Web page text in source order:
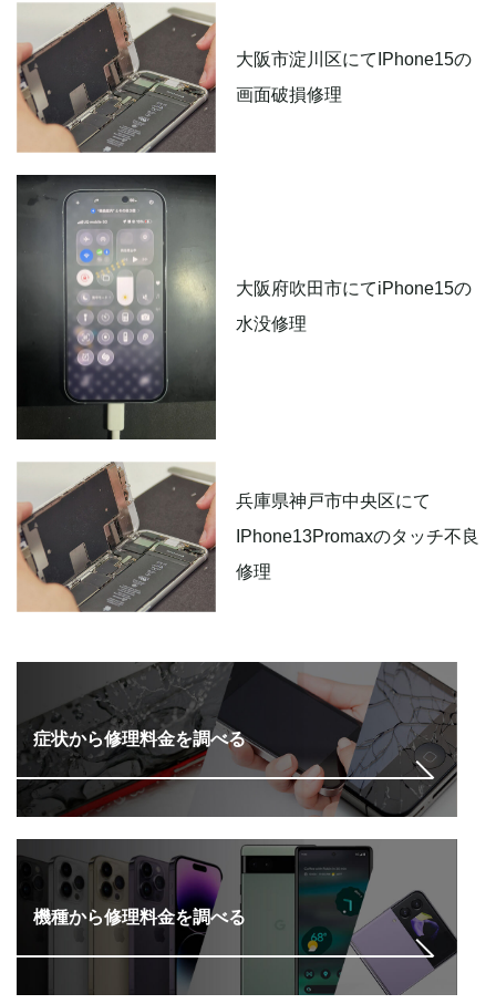
大阪市淀川区にてIPhone15の
画面破損修理
大阪府吹田市にてiPhone15の
水没修理
兵庫県神戸市中央区にて
IPhone13Promaxのタッチ不良
修理
症状から修理料金を調べる
機種から修理料金を調べる